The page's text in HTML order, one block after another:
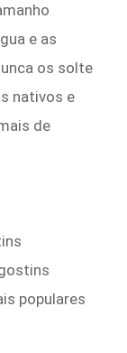
e as
os solte
nativos e
de
populares